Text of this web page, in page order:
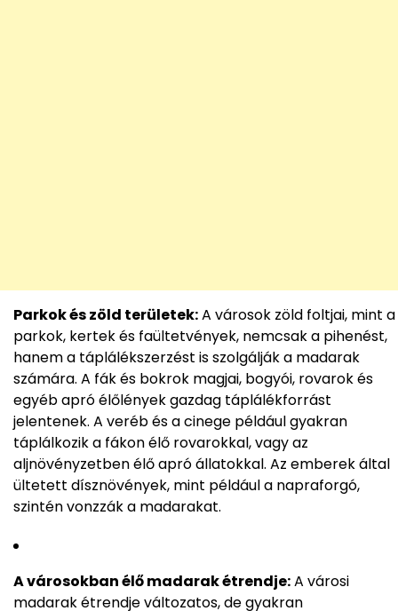
Parkok és zöld területek:A városok zöld foltjai, mint a
parkok, kertek és faültetvények, nemcsak a pihenést,
hanem a táplálékszerzést is szolgálják a madarak
számára. A fák és bokrok magjai, bogyói, rovarok és
egyéb apró élőlények gazdag táplálékforrást
jelentenek. A veréb és a cinege például gyakran
táplálkozik a fákon élő rovarokkal, vagy az
aljnövényzetben élő apró állatokkal. Az emberek által
ültetett dísznövények, mint például a napraforgó,
szintén vonzzák a madarakat.
A városokban élő madarak étrendje:A városi
madarak étrendje változatos, de gyakran